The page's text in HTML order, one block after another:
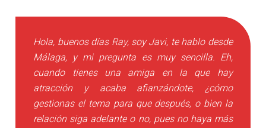
Hola, buenos días Ray, soy Javi, te hablo desde
Málaga, y mi pregunta es muy sencilla. Eh,
cuando tienes una amiga en la que hay
atracción y acaba afianzándote, ¿cómo
gestionas el tema para que después, o bien la
relación siga adelante o no, pues no haya más